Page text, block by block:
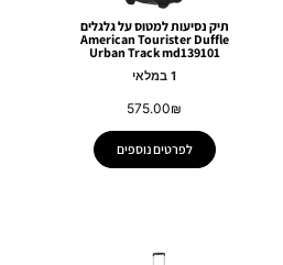
תיק נסיעות למטוס על גלגלים
American Tourister Duffle
Urban Track md139101
1 במלאי
575.00₪
לפרטים נוספים